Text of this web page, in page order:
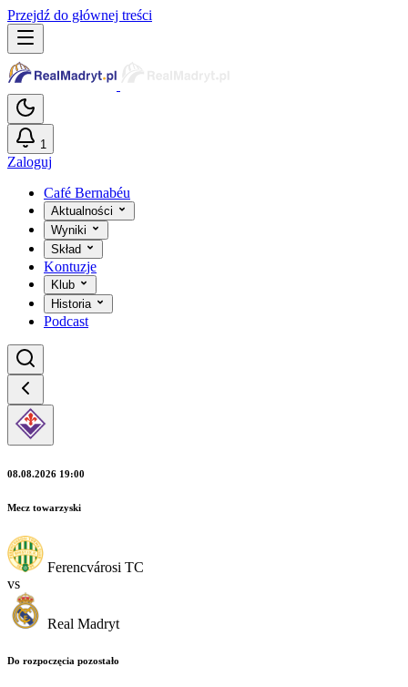
Przejdź do głównej treści
1
Zaloguj
Café Bernabéu
Aktualności
Wyniki
Skład
Kontuzje
Klub
Historia
Podcast
08.08.2026 19:00
Mecz towarzyski
Ferencvárosi TC
vs
Real Madryt
Do rozpoczęcia pozostało